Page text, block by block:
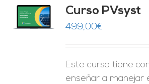
Curso PVsyst
499,00€
Este curso tiene
enseñar a manejar